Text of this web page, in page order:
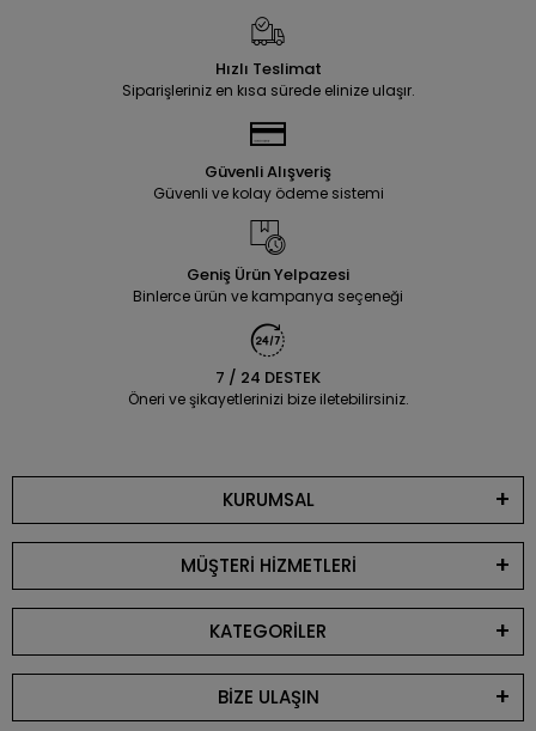
Hızlı Teslimat
Siparişleriniz en kısa sürede elinize ulaşır.
Güvenli Alışveriş
Güvenli ve kolay ödeme sistemi
Geniş Ürün Yelpazesi
Binlerce ürün ve kampanya seçeneği
7 / 24 DESTEK
Öneri ve şikayetlerinizi bize iletebilirsiniz.
KURUMSAL
MÜŞTERİ HİZMETLERİ
KATEGORİLER
BİZE ULAŞIN